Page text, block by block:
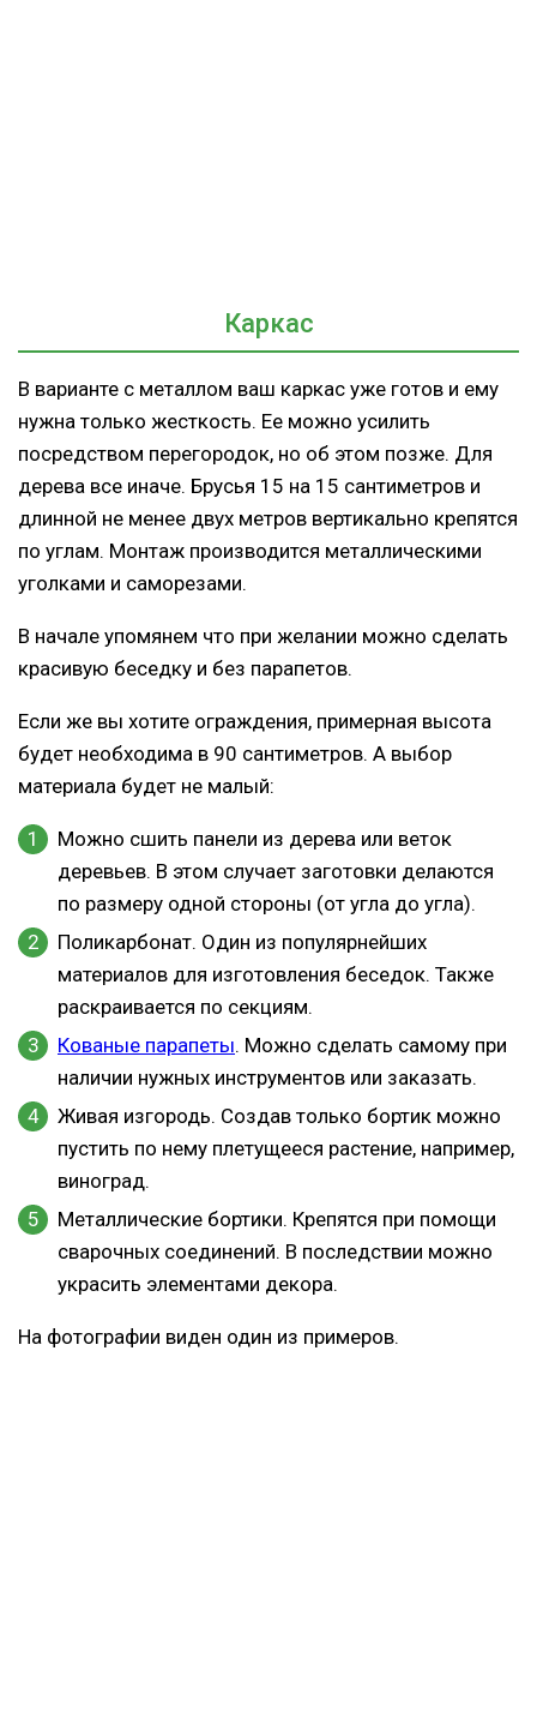
Каркас
В варианте с металлом ваш каркас уже готов и ему
нужна только жесткость. Ее можно усилить
посредством перегородок, но об этом позже. Для
дерева все иначе. Брусья 15 на 15 сантиметров и
длинной не менее двух метров вертикально крепятся
по углам. Монтаж производится металлическими
уголками и саморезами.
В начале упомянем что при желании можно сделать
красивую беседку и без парапетов.
Если же вы хотите ограждения, примерная высота
будет необходима в 90 сантиметров. А выбор
материала будет не малый:
Можно сшить панели из дерева или веток
деревьев. В этом случает заготовки делаются
по размеру одной стороны (от угла до угла).
Поликарбонат. Один из популярнейших
материалов для изготовления беседок. Также
раскраивается по секциям.
Кованые парапеты. Можно сделать самому при
наличии нужных инструментов или заказать.
Живая изгородь. Создав только бортик можно
пустить по нему плетущееся растение, например,
виноград.
Металлические бортики. Крепятся при помощи
сварочных соединений. В последствии можно
украсить элементами декора.
На фотографии виден один из примеров.